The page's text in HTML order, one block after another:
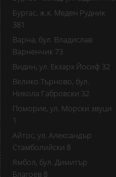
Бургас, ж.к. Меден Рудник
381
Варна, бул. Владислав
Варненчик 73
Видин, ул. Екзарх Йосиф 32
Велико Търново, бул.
Никола Габровски 32
Поморие, ул. Морски звуци
1
Айтос, ул. Александър
Стамболийски 8
Ямбол, бул. Димитър
Благоев 8